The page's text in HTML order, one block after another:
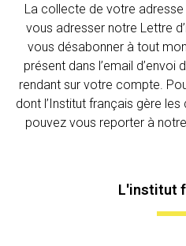
La collecte de votre
vous adresser notre Lettre
vous désabonner à tout
présent dans l’email
rendant sur votre compte.
dont l’Institut français gère
pouvez vous reporter à
L'institut